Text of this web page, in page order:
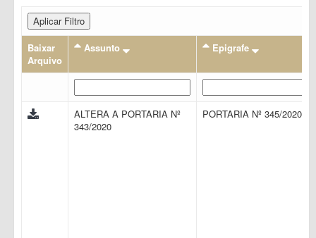
Aplicar Filtro
Baixar
Arquivo
Assunto Epigrafe
ALTERA A PORTARIA Nº
343/2020
PORTARIA Nº 345/2020